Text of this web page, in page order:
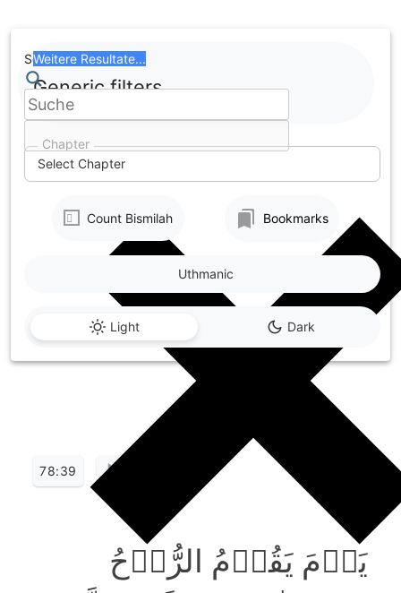
to
content
Chapter
Select Chapter
Search
Weitere Resultate...
Generic filters
Count Bismilah Bookmarks
Light Dark
Uthmanic
78:39
یَوۡمَ یَقُوۡمُ الرُّوۡحُ